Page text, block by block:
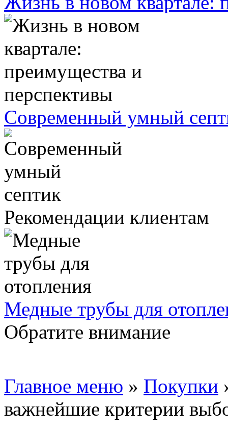
Современный умный
Рекомендации клиентам
Медные трубы для
Обратите внимание
Главное меню » Покупки
важнейшие критерии